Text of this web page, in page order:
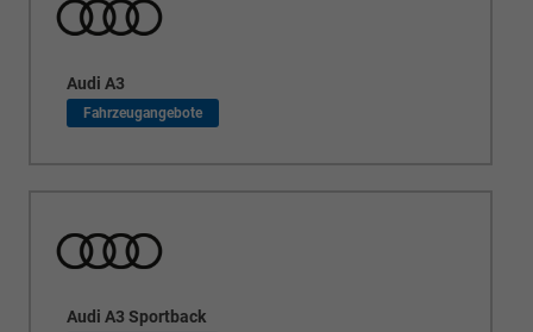
Audi A3
Audi A3 Sportback